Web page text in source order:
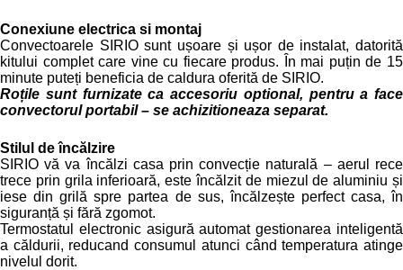
Conexiune electrica si montaj
Convectoarele SIRIO sunt ușoare și ușor de instalat, datorită
kitului complet care vine cu fiecare produs. În mai puțin de 15
minute puteți beneficia de caldura oferită de SIRIO.
Roțile sunt furnizate ca accesoriu optional, pentru a face
convectorul portabil – se achizitioneaza separat.
Stilul de încălzire
SIRIO vă va încălzi casa prin convecție naturală – aerul rece
trece prin grila inferioară, este încălzit de miezul de aluminiu și
iese din grilă spre partea de sus, încălzește perfect casa, în
siguranță și fără zgomot.
Termostatul electronic asigură automat gestionarea inteligentă
a căldurii, reducand consumul atunci când temperatura atinge
nivelul dorit.